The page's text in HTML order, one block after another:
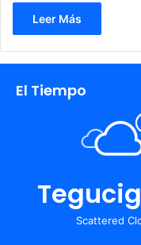
Leer Más
El Tiempo
Scattered